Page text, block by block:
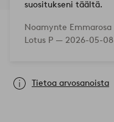
suositukseni täältä.
Noamynte Emmarosa
Lotus P — 2026-05-08
Tietoa arvosanoista